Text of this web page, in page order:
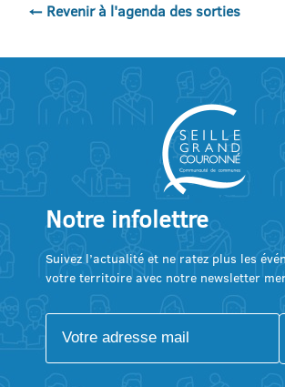
← Revenir à l'agenda des sorties
Notre infolettre
Suivez l’actualité et ne ratez plus les
votre territoire avec notre newsletter